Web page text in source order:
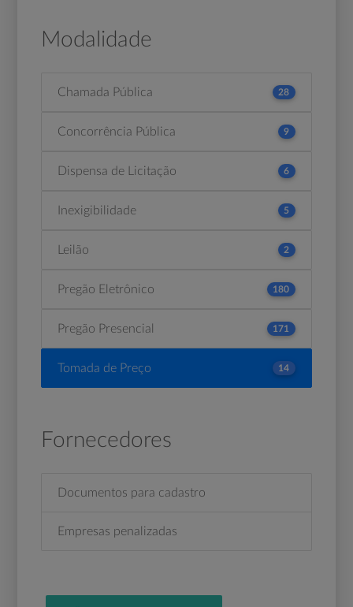
Modalidade
Chamada Pública 28
Concorrência Pública 9
Dispensa de Licitação 6
Inexigibilidade 5
Leilão 2
Pregão Eletrônico 180
Pregão Presencial 171
Tomada de Preço 14
Fornecedores
Documentos para cadastro
Empresas penalizadas